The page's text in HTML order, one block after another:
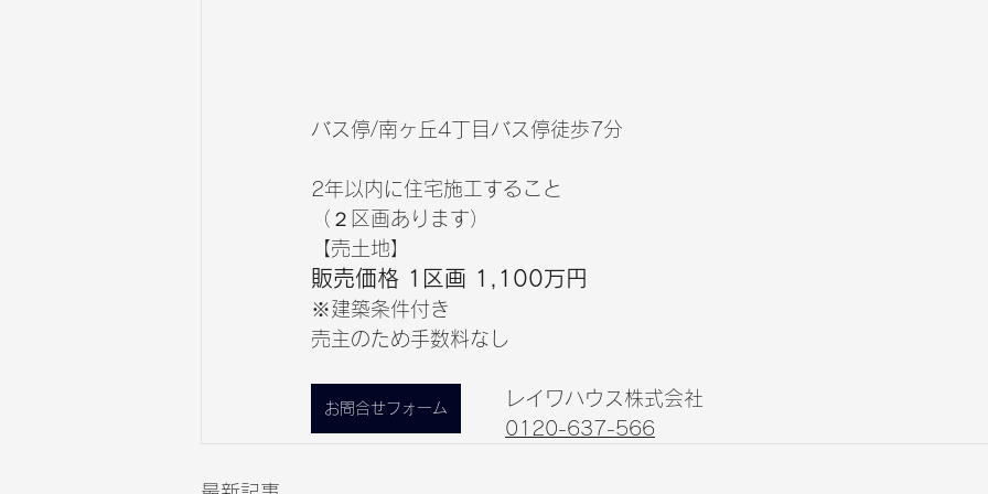
バス停/南ヶ丘4丁目バス停徒歩7分
2年以内に住宅施工すること
（２区画あります）
【売土地】
販売価格 1区画 1,100万円
※建築条件付き
売主のため手数料なし
お問合せフォーム
レイワハウス株式会社
0120-637-566